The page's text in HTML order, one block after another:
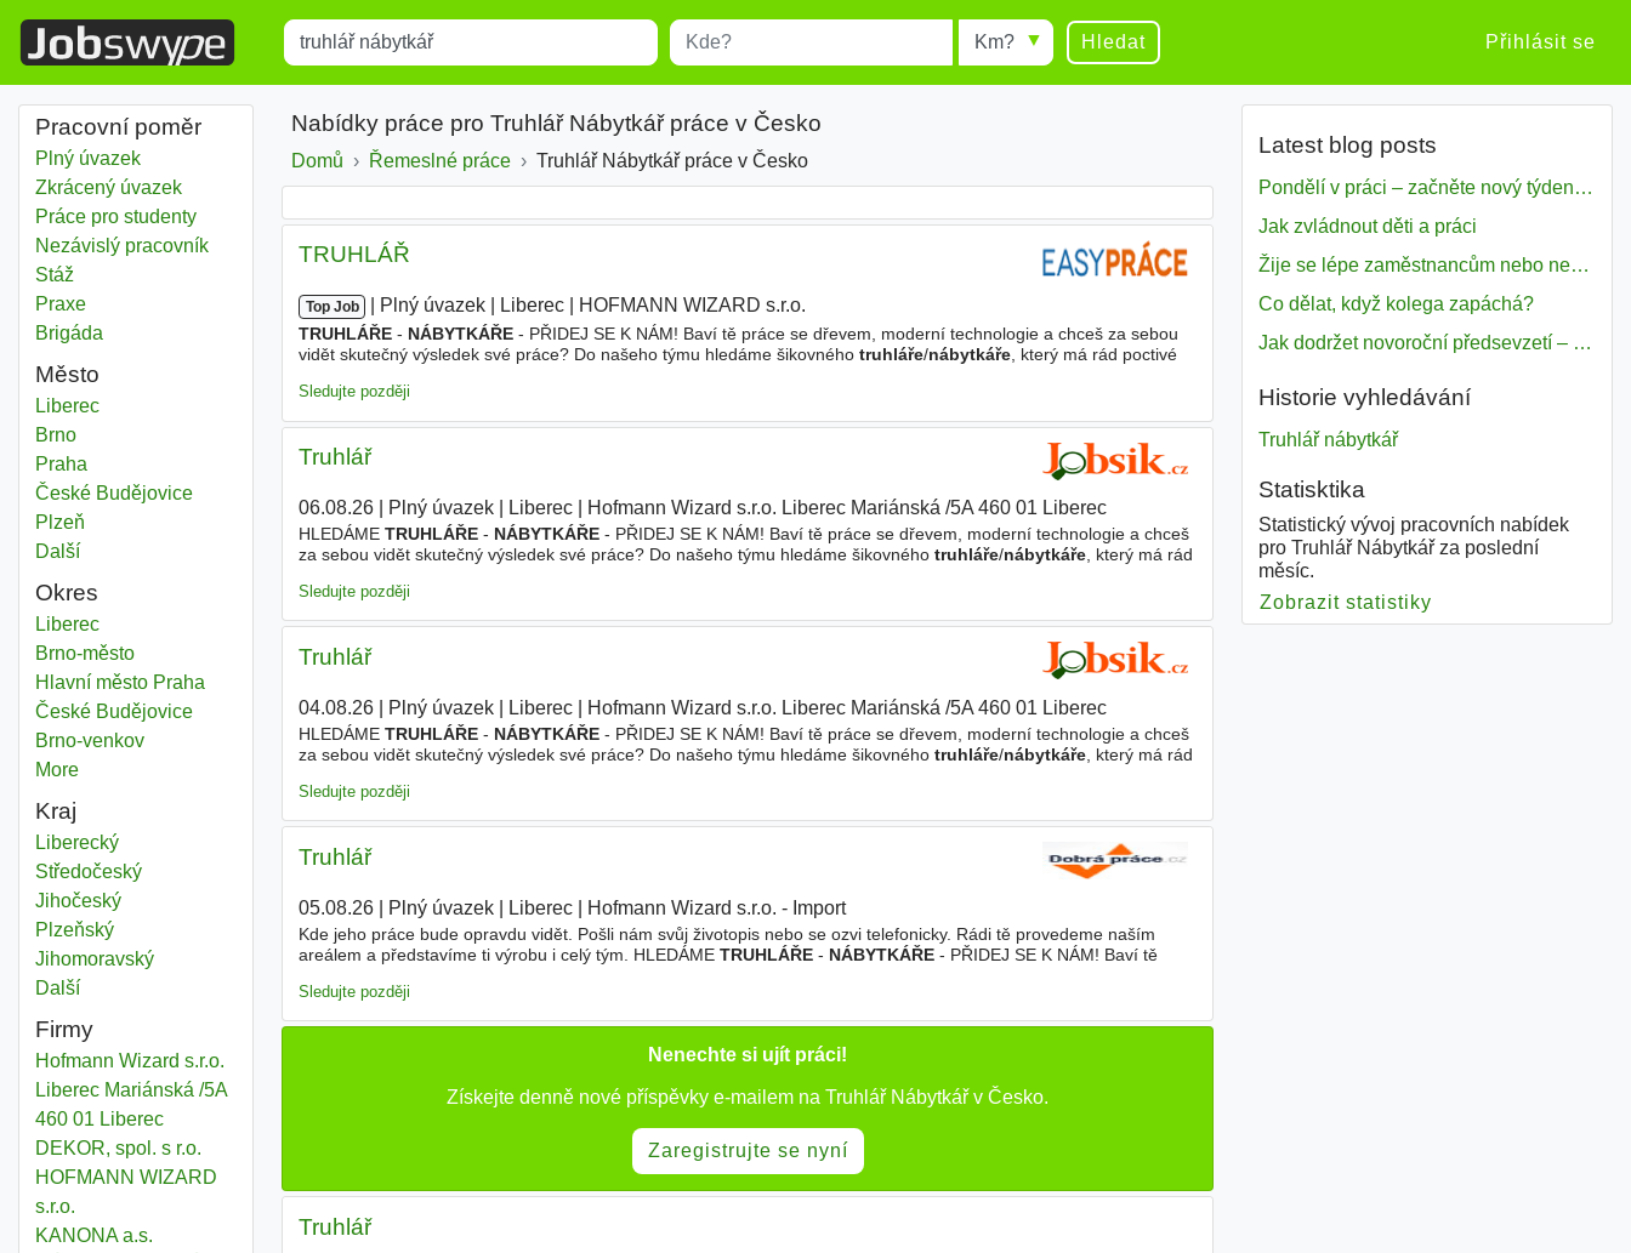
Title Místo Radius Hledat Přihlásit se
Pracovní poměr
Plný úvazek
Zkrácený úvazek
Práce pro studenty
Nezávislý pracovník
Stáž
Praxe
Brigáda
Město
Truhlář nábytkář
Liberec
Truhlář nábytkář
Brno
Truhlář nábytkář
Praha
Truhlář nábytkář
České Budějovice
Truhlář nábytkář
Plzeň
Dalšíměsta
Okres
Truhlář nábytkář
LiberecOkres
Truhlář nábytkář
Brno-městoOkres
Truhlář nábytkář
Hlavní město Praha
Truhlář nábytkář
České BudějoviceOkres
Truhlář nábytkář
Brno-venkovOkres
Moredistricts
Kraj
Truhlář nábytkář
LibereckýKraj
Truhlář nábytkář
StředočeskýKraj
Truhlář nábytkář
JihočeskýKraj
Truhlář nábytkář
PlzeňskýKraj
Truhlář nábytkář
JihomoravskýKraj
Dalšíkraj
Firmy
Hofmann Wizard s.r.o.
Liberec Mariánská /5A
460 01 Liberec
DEKOR, spol. s r.o.
HOFMANN WIZARD
s.r.o.
KANONA a.s.
Nabídky práce pro Truhlář Nábytkář práce v Česko
Domů Řemeslné práce Truhlář Nábytkář práce v Česko
TRUHLÁŘ
Top Job Plný úvazek Liberec HOFMANN WIZARD s.r.o.
TRUHLÁŘE- NÁBYTKÁŘE- PŘIDEJ SE K NÁM! Baví tě práce se dřevem, moderní technologie a chceš za sebou
vidět skutečný výsledek své práce? Do našeho týmu hledáme šikovného truhláře/nábytkáře, který má rád poctivé
Sledujte později
Truhlář
06.08.26| Plný úvazek| Liberec| Hofmann Wizard s.r.o. Liberec Mariánská /5A 460 01 Liberec
HLEDÁME TRUHLÁŘE- NÁBYTKÁŘE- PŘIDEJ SE K NÁM! Baví tě práce se dřevem, moderní technologie a chceš
za sebou vidět skutečný výsledek své práce? Do našeho týmu hledáme šikovného truhláře/nábytkáře, který má rád
Sledujte později
Truhlář
04.08.26| Plný úvazek| Liberec| Hofmann Wizard s.r.o. Liberec Mariánská /5A 460 01 Liberec|
HLEDÁME TRUHLÁŘE- NÁBYTKÁŘE- PŘIDEJ SE K NÁM! Baví tě práce se dřevem, moderní technologie a chceš
za sebou vidět skutečný výsledek své práce? Do našeho týmu hledáme šikovného truhláře/nábytkáře, který má rád
Sledujte později
Truhlář
05.08.26| Plný úvazek| Liberec| Hofmann Wizard s.r.o. - Import
Kde jeho práce bude opravdu vidět. Pošli nám svůj životopis nebo se ozvi telefonicky. Rádi tě provedeme naším
areálem a představíme ti výrobu i celý tým. HLEDÁME TRUHLÁŘE- NÁBYTKÁŘE- PŘIDEJ SE K NÁM! Baví tě
Sledujte později
Nenechte si ujít práci!
Získejte denně nové příspěvky e-mailem na Truhlář Nábytkář v Česko.
Zaregistrujte se nyní
Truhlář
Latest blog posts
Pondělí v práci – začněte nový týden s motivací
Jak zvládnout děti a práci
Žije se lépe zaměstnancům nebo nezavislým pracovníkům
Co dělat, když kolega zapáchá?
Jak dodržet novoroční předsevzetí – naše tipy pro dobrý začátek roku 2018
Historie vyhledávání
Truhlář nábytkář
Statisktika
Statistický vývoj pracovních nabídek
pro Truhlář Nábytkář za poslední
měsíc.
Zobrazit statistiky